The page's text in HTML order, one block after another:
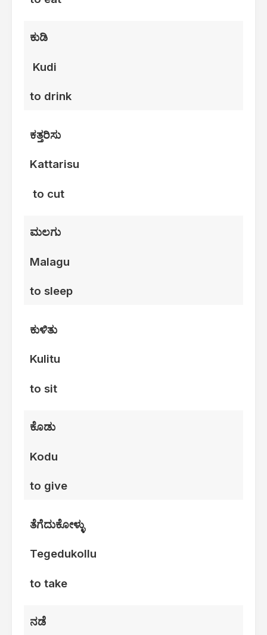
ಕುಡಿ
Kudi
to drink
ಕತ್ತರಿಸು
Kattarisu
to cut
ಮಲಗು
Malagu
to sleep
ಕುಳಿತು
Kulitu
to sit
ಕೊಡು
Kodu
to give
ತೆಗೆದುಕೋಳ್ಳು
Tegedukollu
to take
ನಡೆ